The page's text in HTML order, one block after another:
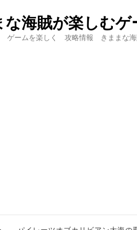
な海賊が楽しむ
ゲームを楽しく 攻略情報 きままな